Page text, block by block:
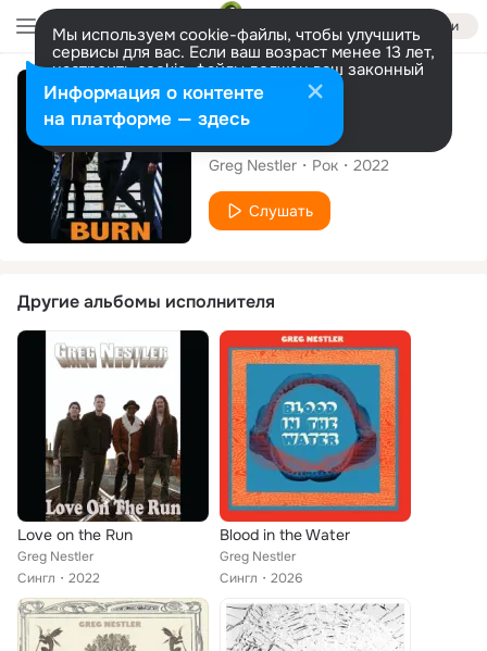
Войти
Мы используем cookie-файлы, чтобы улучшить
сервисы для вас. Если ваш возраст менее 13 лет,
настроить cookie-файлы должен ваш законный
представитель. Больше информации
Разрешить все Настроить
Сингл
Burn
Greg Nestler Рок 2022
Слушать
Другие альбомы исполнителя
Love on the Run
Greg Nestler
Сингл
2022
Blood in the Water
Greg Nestler
Сингл
2026
Информация о контенте
на платформе — здесь